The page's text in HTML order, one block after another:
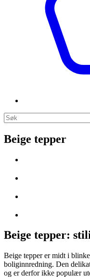
Beige tepper
Beige tepper:
Beige tepper er midt i
boliginnredning. Den
og er derfor ikke populær